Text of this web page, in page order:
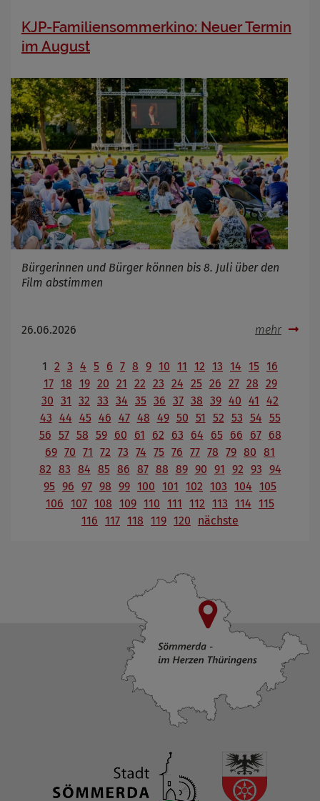
KJP-Familiensommerkino: Neuer Termin
im August
Bürgerinnen und Bürger können bis 8. Juli über den
Film abstimmen
26.06.2026 mehr
1 2 3 4 5 6 7 8 9 10 11 12 13 14 15 16
17 18 19 20 21 22 23 24 25 26 27 28 29
30 31 32 33 34 35 36 37 38 39 40 41
42
43 44 45 46 47 48 49 50 51 52 53 54 55
56 57 58 59 60 61 62 63 64 65 66 67
68
69 70 71 72 73 74 75 76 77 78 79 80 81
82 83 84 85 86 87 88 89 90 91 92 93 94
95 96 97 98 99 100 101 102 103 104 105
106 107 108 109 110 111 112 113 114 115
116 117 118 119 120 nächste